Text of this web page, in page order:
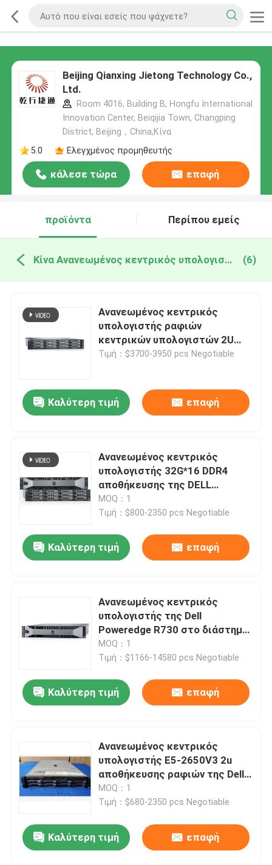
Beijing Qianxing Jietong Technology Co.,
Ltd.
Room 4016, Building B, Hongfu International
Innovation Center, Beiqijia Town, Changping
District, Beijing，China,Κίνα
5.0
Ελεγχμένος προμηθευτής
κάλεσε τώρα επαφή
προϊόντα Περίπου εμείς
Κίνα Ανανεωμένος κεντρικός υπολογιστής αποθήκευσης (6)
Ανανεωμένος κεντρικός
υπολογιστής ραφιών
κεντρικών υπολογιστών 2U
αποθήκευσης της Dell
Τιμή：$3700-3950 pcs Negotiable
Καλύτερη τιμή επαφή
Ανανεωμένος κεντρικός
υπολογιστής 32G*16 DDR4
αποθήκευσης της DELL
Poweredge R730XD 2U
MOQ：1
Τιμή：$800-2350 pcs Negotiable
Καλύτερη τιμή επαφή
Ανανεωμένος κεντρικός
υπολογιστής της Dell
Poweredge R730 στο διάστημα
ραφιών 2U
MOQ：1
Τιμή：$1166-14580 pcs Negotiable
Καλύτερη τιμή επαφή
Ανανεωμένος κεντρικός
υπολογιστής E5-2650V3 2u
αποθήκευσης ραφιών της Dell
PowerEdge R730 κεντρικός
υπολογιστής
MOQ：1
Τιμή：$680-2350 pcs Negotiable
Καλύτερη τιμή επαφή